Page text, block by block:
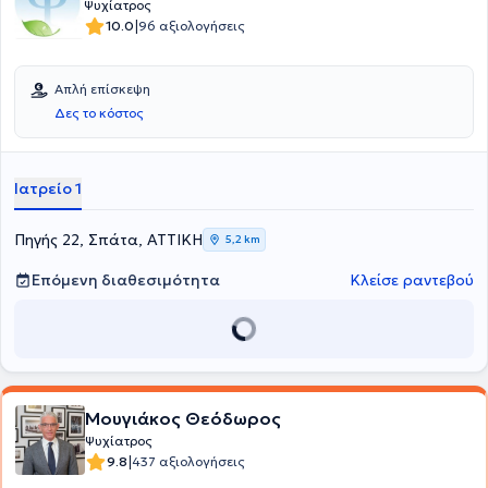
Ψυχίατρος
10.0|96 αξιολογήσεις
Απλή επίσκεψη
Δες το κόστος
Ιατρείο 1
Πηγής 22, Σπάτα, ΑΤΤΙΚΗ 5,2 km
Επόμενη διαθεσιμότητα Κλείσε ραντεβού
Μουγιάκος Θεόδωρος
Ψυχίατρος
9.8|437 αξιολογήσεις